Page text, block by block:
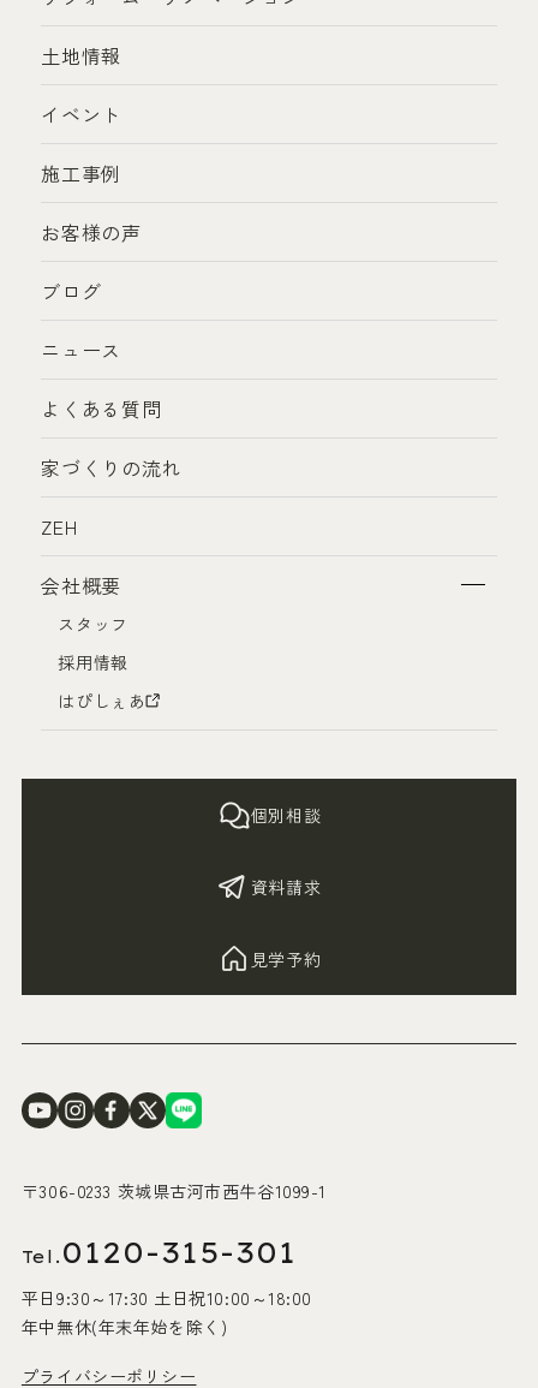
〒306-0233 茨城県古河市西牛谷1099-1
Tel. 0120-315-301
平日9:30～17:30 土日祝10:00～18:00
年中無休(年末年始を除く)
プライバシーポリシー
個別相談
資料請求
見学予約
土地情報
イベント
施工事例
お客様の声
ブログ
ニュース
よくある質問
家づくりの流れ
ZEH
会社概要
スタッフ
採用情報
はぴしぇあ